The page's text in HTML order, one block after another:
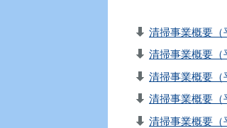
清掃事業概要
清掃事業概要（
清掃事業概要
清掃事業概要
清掃事業概要